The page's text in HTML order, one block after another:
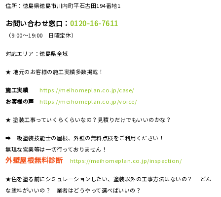
住所：徳島県徳島市川内町平石古田194番地1
お問い合わせ窓口： 0120-16-7611
（9:00～19:00 日曜定休）
対応エリア：徳島県全域
★ 地元のお客様の施工実績多数掲載！
施工実績
https://meihomeplan.co.jp/case/
お客様の声
https://meihomeplan.co.jp/voice/
★ 塗装工事っていくらくらいなの？見積りだけでもいいのかな？
➡一級塗装技能士の屋根、外壁の無料点検をご利用ください！
無理な営業等は一切行っておりません！
外壁屋根無料診断 https://meihomeplan.co.jp/inspection/
★色を塗る前にシミュレーションしたい、塗装以外の工事方法はないの？ どん
な塗料がいいの？ 業者はどうやって選べばいいの？